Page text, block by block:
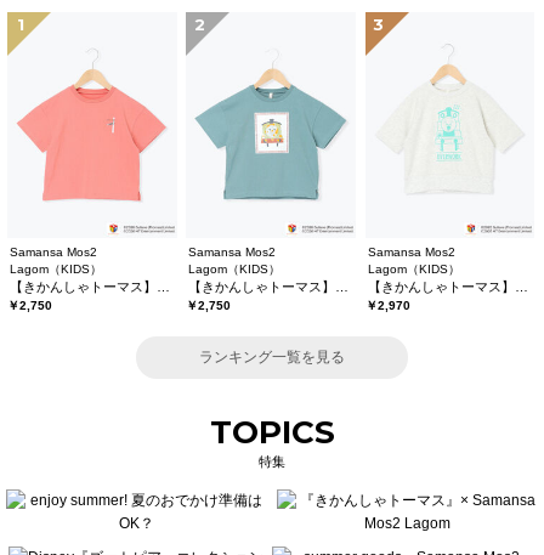
1
Samansa Mos2
Lagom（KIDS）
￥2,750
2
Samansa Mos2
Lagom（KIDS）
￥2,750
3
Samansa Mos2
Lagom（KIDS）
￥2,970
ランキング一覧を見る
TOPICS
特集